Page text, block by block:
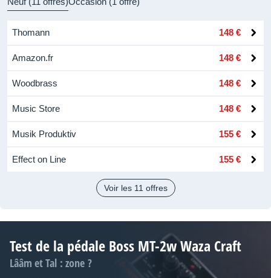
Thomann 148 €
Amazon.fr 148 €
Woodbrass 148 €
Music Store 148 €
Musik Produktiv 155 €
Effect on Line 155 €
Voir les 11 offres
Test de la pédale Boss MT-2w Waza Craft
Lââm et Tal : zone ?